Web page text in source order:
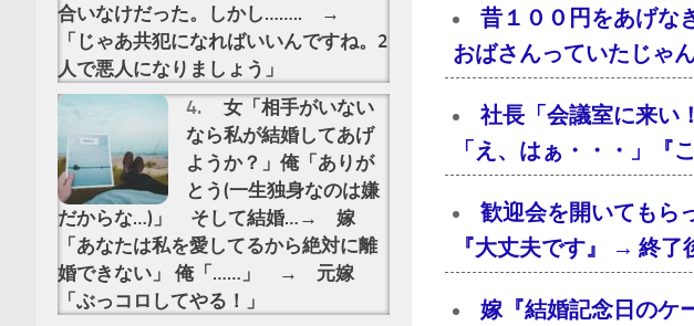
昔１００円をあげな
おばさんっていたじゃ
社長「会議室に来い
「え、はぁ・・・」『
歓迎会を開いてもら
『大丈夫です』 → 終
嫁『結婚記念日のケ
合いなけだった。しかし…….. →
「じゃあ共犯になればいいんですね。2
人で悪人になりましょう」
女「相手がいない
なら私が結婚してあげ
ようか？」俺「ありが
とう(一生独身なのは嫌
だからな…)」 そして結婚…→ 嫁
「あなたは私を愛してるから絶対に離
婚できない」 俺「……」 → 元嫁
「ぶっコロしてやる！」